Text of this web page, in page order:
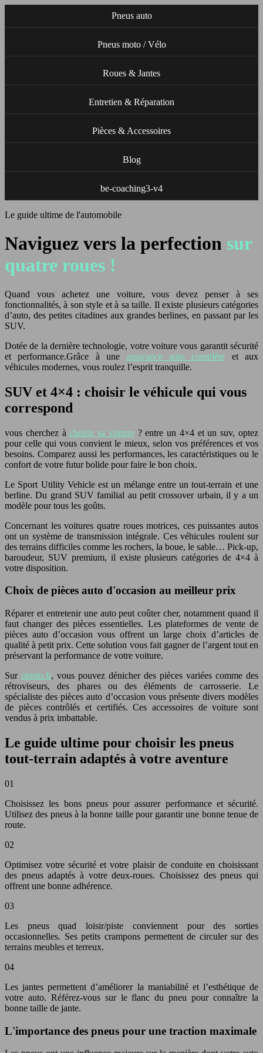
Pneus auto
Pneus moto / Vélo
Roues & Jantes
Entretien & Réparation
Pièces & Accessoires
Blog
be-coaching3-v4
Le guide ultime de l'automobile
Naviguez vers la perfection sur
quatre roues !
Quand vous achetez une voiture, vous devez penser à ses
fonctionnalités, à son style et à sa taille. Il existe plusieurs catégories
d’auto, des petites citadines aux grandes berlines, en passant par les
SUV.
Dotée de la dernière technologie, votre voiture vous garantit sécurité
et performance.Grâce à une assurance auto complète et aux
véhicules modernes, vous roulez l’esprit tranquille.
SUV et 4×4 : choisir le véhicule qui vous
correspond
vous cherchez à choisir sa voiture? entre un 4×4 et un suv, optez
pour celle qui vous convient le mieux, selon vos préférences et vos
besoins. Comparez aussi les performances, les caractéristiques ou le
confort de votre futur bolide pour faire le bon choix.
Le Sport Utility Vehicle est un mélange entre un tout-terrain et une
berline. Du grand SUV familial au petit crossover urbain, il y a un
modèle pour tous les goûts.
Concernant les voitures quatre roues motrices, ces puissantes autos
ont un système de transmission intégrale. Ces véhicules roulent sur
des terrains difficiles comme les rochers, la boue, le sable… Pick-up,
baroudeur, SUV premium, il existe plusieurs catégories de 4×4 à
votre disposition.
Choix de pièces auto d'occasion au meilleur prix
Réparer et entretenir une auto peut coûter cher, notamment quand il
faut changer des pièces essentielles. Les plateformes de vente de
pièces auto d’occasion vous offrent un large choix d’articles de
qualité à petit prix. Cette solution vous fait gagner de l’argent tout en
préservant la performance de votre voiture.
Sur opisto.fr, vous pouvez dénicher des pièces variées comme des
rétroviseurs, des phares ou des éléments de carrosserie. Le
spécialiste des pièces auto d’occasion vous présente divers modèles
de pièces contrôlés et certifiés. Ces accessoires de voiture sont
vendus à prix imbattable.
Le guide ultime pour choisir les pneus
tout-terrain adaptés à votre aventure
01
Choisissez les bons pneus pour assurer performance et sécurité.
Utilisez des pneus à la bonne taille pour garantir une bonne tenue de
route.
02
Optimisez votre sécurité et votre plaisir de conduite en choisissant
des pneus adaptés à votre deux-roues. Choisissez des pneus qui
offrent une bonne adhérence.
03
Les pneus quad loisir/piste conviennent pour des sorties
occasionnelles. Ses petits crampons permettent de circuler sur des
terrains meubles et terreux.
04
Les jantes permettent d’améliorer la maniabilité et l’esthétique de
votre auto. Référez-vous sur le flanc du pneu pour connaître la
bonne taille de jante.
L'importance des pneus pour une traction maximale